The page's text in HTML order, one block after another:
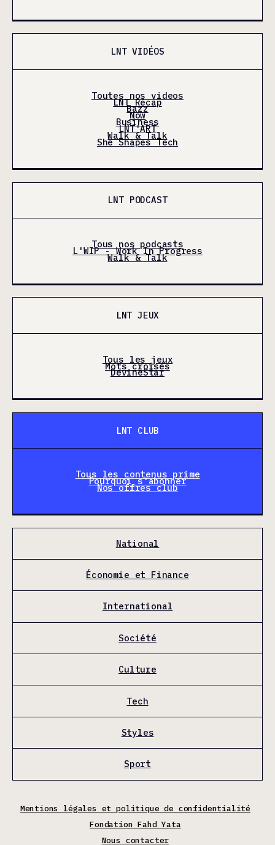
LNT VIDÉOS
Toutes nos videos
LNT Récap
Bazz
Now
Business
LNT'ART
Walk & Talk
She Shapes Tech
LNT PODCAST
Tous nos podcasts
L'WIP - Work In Progress
Walk & Talk
LNT JEUX
Tous les jeux
Mots croisés
DevineStar
LNT CLUB
Tous les contenus prime
Pourquoi s'abonner
Nos offres club
National
Économie et Finance
International
Société
Culture
Tech
Styles
Sport
Mentions légales et politique de confidentialité
Fondation Fahd Yata
Nous contacter